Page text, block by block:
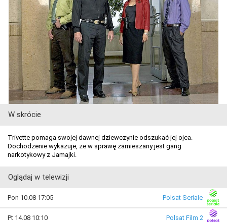
W skrócie
Trivette pomaga swojej dawnej dziewczynie odszukać jej ojca.
Dochodzenie wykazuje, że w sprawę zamieszany jest gang
narkotykowy z Jamajki.
Oglądaj w telewizji
Pon 10.08 17:05 Polsat Seriale
Pt 14.08 10:10 Polsat Film 2